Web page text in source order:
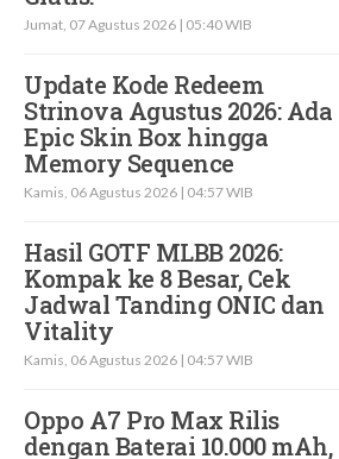
Jumat, 07 Agustus 2026 | 05:40 WIB
Update Kode Redeem
Strinova Agustus 2026: Ada
Epic Skin Box hingga
Memory Sequence
Kamis, 06 Agustus 2026 | 04:57 WIB
Hasil GOTF MLBB 2026:
Kompak ke 8 Besar, Cek
Jadwal Tanding ONIC dan
Vitality
Kamis, 06 Agustus 2026 | 04:57 WIB
Oppo A7 Pro Max Rilis
dengan Baterai 10.000 mAh,